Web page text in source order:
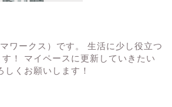
ワークス）です。 生活に少し役立つ
！ マイペースに更新していきたい
しくお願いします！